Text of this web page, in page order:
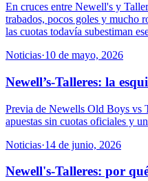
En cruces entre Newell's y
trabados, pocos goles y mucho
las cuotas todavía subestiman
Noticias·10 de mayo, 2026
Newell’s-Talleres: la
Previa de Newells Old Boys vs
apuestas sin cuotas oficiales y
Noticias·14 de junio, 2026
Newell's-Talleres: por